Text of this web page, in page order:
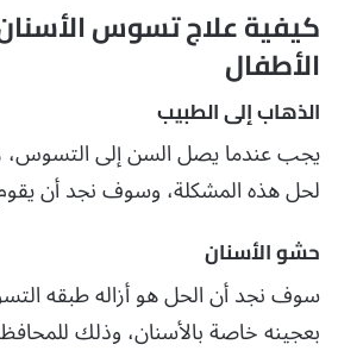
كيفية علاج تسوس الأسنان
الأطفال
الذهاب إلى الطبيب
يجب عندما يصل السن إلى التسوس،
لحل هذه المشكلة، وسوف نجد أن يقوم
حشو الأسنان
سوف نجد أن الحل هو أزاله طبقه
بعجينه خاصة بالأسنان، وذلك